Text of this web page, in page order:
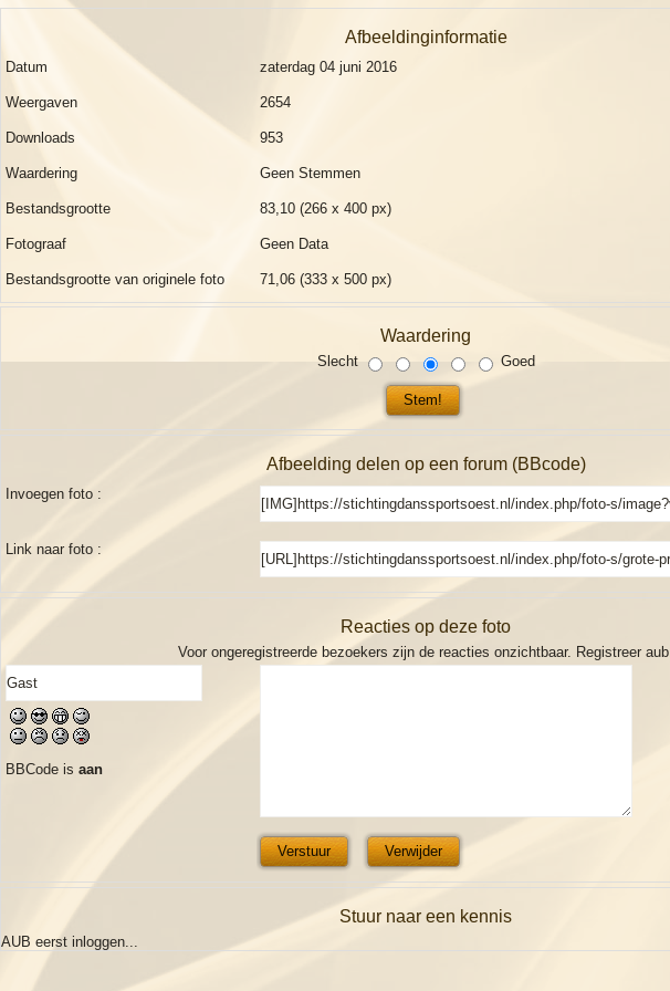
Afbeeldinginformatie
Datum zaterdag 04 juni 2016
Weergaven 2654
Downloads 953
Waardering Geen Stemmen
Bestandsgrootte 83,10 (266 x 400 px)
Fotograaf Geen Data
Bestandsgrootte van originele foto 71,06 (333 x 500 px)
Waardering
Slecht Goed
Afbeelding delen op een forum (BBcode)
Invoegen foto :
Link naar foto :
Reacties op deze foto
Voor ongeregistreerde bezoekers zijn de reacties onzichtbaar. Registreer aub.
BBCode is aan
Stuur naar een kennis
AUB eerst inloggen...